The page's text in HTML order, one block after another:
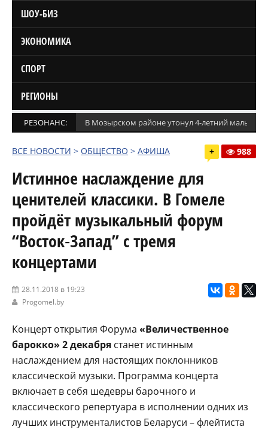
ШОУ-БИЗ
ЭКОНОМИКА
СПОРТ
РЕГИОНЫ
РЕЗОНАНС: В Мозырском районе утонул 4-летний мальчик
ВСЕ НОВОСТИ > ОБЩЕСТВО > АФИША + 988
Истинное наслаждение для
ценителей классики. В Гомеле
пройдёт музыкальный форум
“Восток‑Запад” с тремя
концертами
28.11.2018 в 19:23
Progomel.by
Концерт открытия Форума «Величественное
барокко» 2 декабря станет истинным
наслаждением для настоящих поклонников
классической музыки. Программа концерта
включает в себя шедевры барочного и
классического репертуара в исполнении одних из
лучших инструменталистов Беларуси – флейтиста